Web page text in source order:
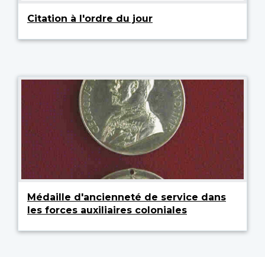
Citation à l'ordre du jour
Médaille d'ancienneté de service dans
les forces auxiliaires coloniales